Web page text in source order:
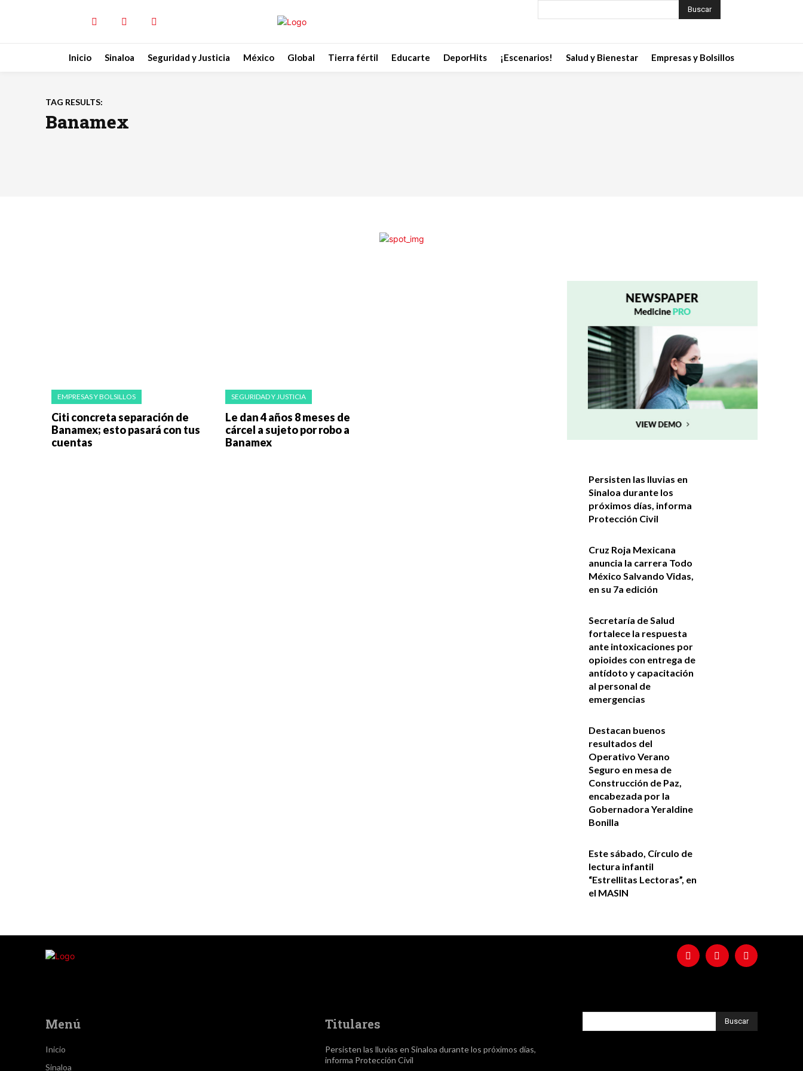
Buscar
Inicio Sinaloa Seguridad y Justicia México Global Tierra fértil Educarte DeporHits ¡Escenarios! Salud y Bienestar Empresas y Bolsillos
TAG RESULTS:
Banamex
EMPRESAS Y BOLSILLOS
Citi concreta separación de
Banamex; esto pasará con tus
cuentas
SEGURIDAD Y JUSTICIA
Le dan 4 años 8 meses de
cárcel a sujeto por robo a
Banamex
Persisten las lluvias en
Sinaloa durante los
próximos días, informa
Protección Civil
Cruz Roja Mexicana
anuncia la carrera Todo
México Salvando Vidas,
en su 7a edición
Secretaría de Salud
fortalece la respuesta
ante intoxicaciones por
opioides con entrega de
antídoto y capacitación
al personal de
emergencias
Destacan buenos
resultados del
Operativo Verano
Seguro en mesa de
Construcción de Paz,
encabezada por la
Gobernadora Yeraldine
Bonilla
Este sábado, Círculo de
lectura infantil
“Estrellitas Lectoras”, en
el MASIN
Menú
Inicio
Sinaloa
Titulares
Persisten las lluvias en Sinaloa durante los próximos días,
informa Protección Civil
Buscar